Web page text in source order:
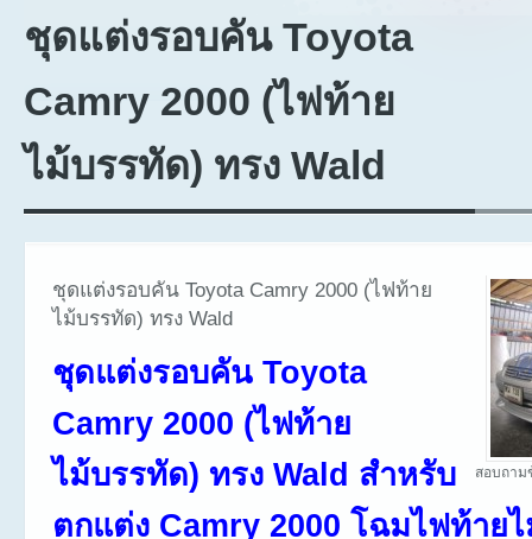
ชุดแต่งรอบคัน Toyota
Camry 2000 (ไฟท้าย
ไม้บรรทัด) ทรง Wald
สอบถาม
ชุดแต่งรอบคัน Toyota Camry 2000 (ไฟท้าย
ไม้บรรทัด) ทรง Wald
ชุดแต่งรอบคัน Toyota
Camry 2000 (ไฟท้าย
ไม้บรรทัด) ทรง Wald สำหรับ
ตกแต่ง Camry 2000 โฉมไฟท้าย